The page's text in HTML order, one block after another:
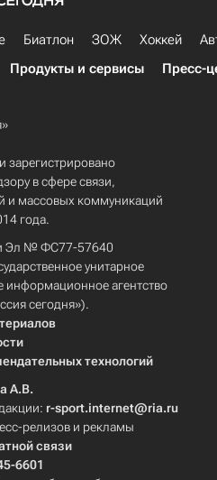
Биатлон ЗОЖ Хоккей
Продукты и сервисы Пресс-
зарегистрировано
в сфере связи,
и массовых коммуникаций
года.
Эл № ФС77-57640
унитарное
агентство
сегодня»).
технологий
А.В.
r-sport.internet@ria.ru
релизов и рекламы
связи
6601